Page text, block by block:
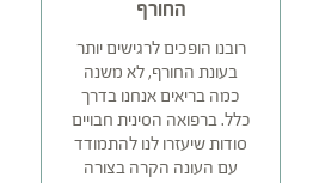
החורף
רובנו הופכים לרגישים יותר
בעונת החורף, לא משנה
כמה בריאים אנחנו בדרך
כלל. ברפואה הסינית חבויים
סודות שיעזרו לנו להתמודד
עם העונה הקרה בצורה